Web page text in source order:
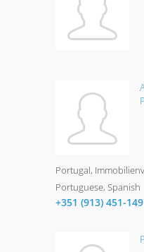
Portugal
Portuguese, Spanish
+351 (913) 451-149